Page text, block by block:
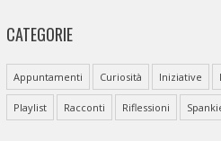
CATEGORIE
Appuntamenti Curiosità Iniziative
Playlist Racconti Riflessioni